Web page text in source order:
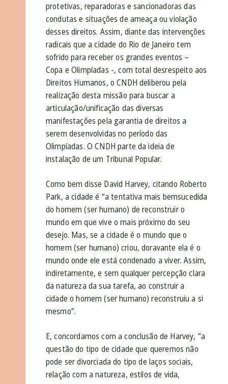
protetivas, reparadoras e sancionadoras das
condutas e situações de ameaça ou violação
desses direitos. Assim, diante das intervenções
radicais que a cidade do Rio de Janeiro tem
sofrido para receber os grandes eventos –
Copa e Olimpíadas -, com total desrespeito aos
Direitos Humanos, o CNDH deliberou pela
realização desta missão para buscar a
articulação/unificação das diversas
manifestações pela garantia de direitos a
serem desenvolvidas no período das
Olimpíadas. O CNDH parte da ideia de
instalação de um Tribunal Popular.
Como bem disse David Harvey, citando Roberto
Park, a cidade é “a tentativa mais bemsucedida
do homem (ser humano) de reconstruir o
mundo em que vive o mais próximo do seu
desejo. Mas, se a cidade é o mundo que o
homem (ser humano) criou, doravante ela é o
mundo onde ele está condenado a viver. Assim,
indiretamente, e sem qualquer percepção clara
da natureza da sua tarefa, ao construir a
cidade o homem (ser humano) reconstruiu a si
mesmo”.
E, concordamos com a conclusão de Harvey, “a
questão do tipo de cidade que queremos não
pode ser divorciada do tipo de laços sociais,
relação com a natureza, estilos de vida,